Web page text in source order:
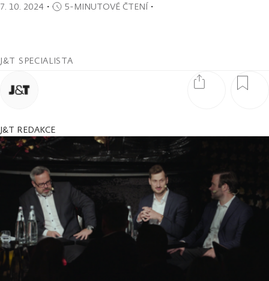
7. 10. 2024 ・ 5-MINUTOVÉ ČTENÍ・
J&T SPECIALISTA
J&T REDAKCE